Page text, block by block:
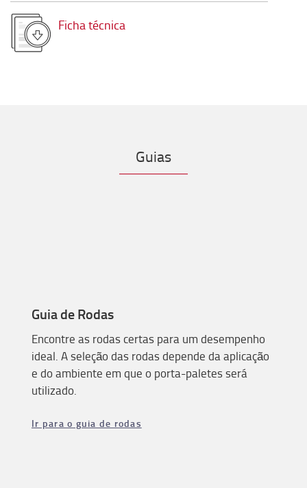
Ficha técnica
Guias
Guia de Rodas
Encontre as rodas certas para um desempenho
ideal. A seleção das rodas depende da aplicação
e do ambiente em que o porta-paletes será
utilizado.
Ir para o guia de rodas